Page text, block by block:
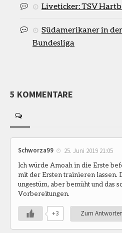
Liveticker: TSV
Südamerikaner in
Bundesliga
5 KOMMENTARE
Schworza99 25. Juni 2019 21:05
Ich würde Amoah in die Erste
mit der Ersten trainieren lassen.
ungestüm, aber bemüht und das
Vorbereitungen.
+3 Zum